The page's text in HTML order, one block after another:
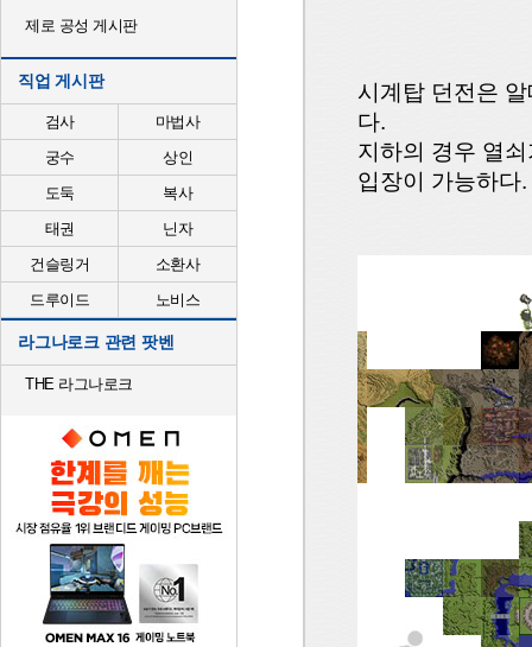
제로 공성 게시판
직업 게시판
검사
마법사
궁수
상인
도둑
복사
태권
닌자
건슬링거
소환사
드루이드
노비스
라그나로크 관련 팟벤
THE 라그나로크
시계탑 던전은
다.
지하의 경우 열
입장이 가능하다.